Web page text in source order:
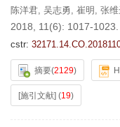
陈洋君, 吴志勇, 崔明 , 张维
2018, 11(6): 1017-1023.
cstr:
摘要(2129)
[施引文献] (19)